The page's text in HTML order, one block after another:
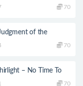
70
of the
70
– No Time To
70